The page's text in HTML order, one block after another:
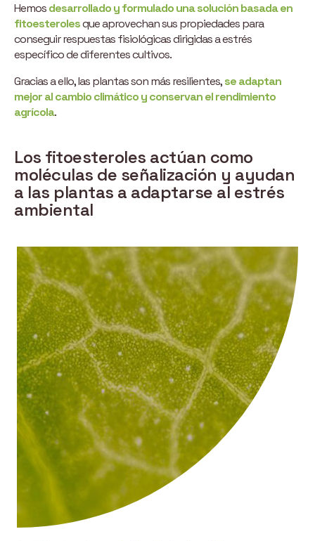
Hemosdesarrollado y formulado una solución basada en
fitoesterolesque aprovechan sus propiedades para
conseguir respuestas fisiológicas dirigidas a estrés
específico de diferentes cultivos.
Gracias a ello, las plantas son más resilientes,se adaptan
mejor al cambio climático y conservan el rendimiento
agrícola.
Los fitoesteroles actúan como
moléculas de señalización y ayudan
a las plantas a adaptarse al estrés
ambiental